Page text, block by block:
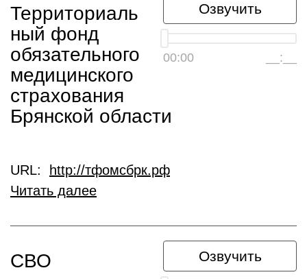
Озвучить
00:00 __:__
Территориаль
ный фонд
обязательного
медицинского
страхования
Брянской области
URL:
http://тфомсбрк.рф
Читать далее
Озвучить
СВО